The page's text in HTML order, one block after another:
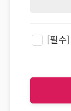
[필수]